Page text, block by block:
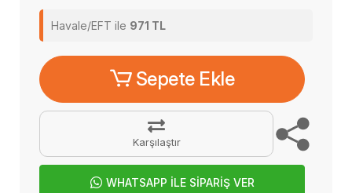
Havale/EFT ile 971 TL
Sepete Ekle
Karşılaştır
WHATSAPP İLE SİPARİŞ VER